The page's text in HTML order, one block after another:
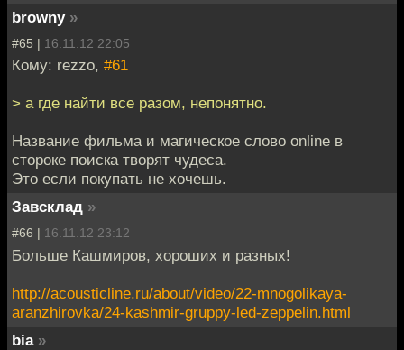
browny »
#65 | 16.11.12 22:05
Кому: rezzo, #61
> а где найти все разом, непонятно.
Название фильма и магическое слово online в
стороке поиска творят чудеса.
Это если покупать не хочешь.
Завсклад »
#66 | 16.11.12 23:12
Больше Кашмиров, хороших и разных!
http://acousticline.ru/about/video/22-mnogolikaya-
aranzhirovka/24-kashmir-gruppy-led-zeppelin.html
bia »